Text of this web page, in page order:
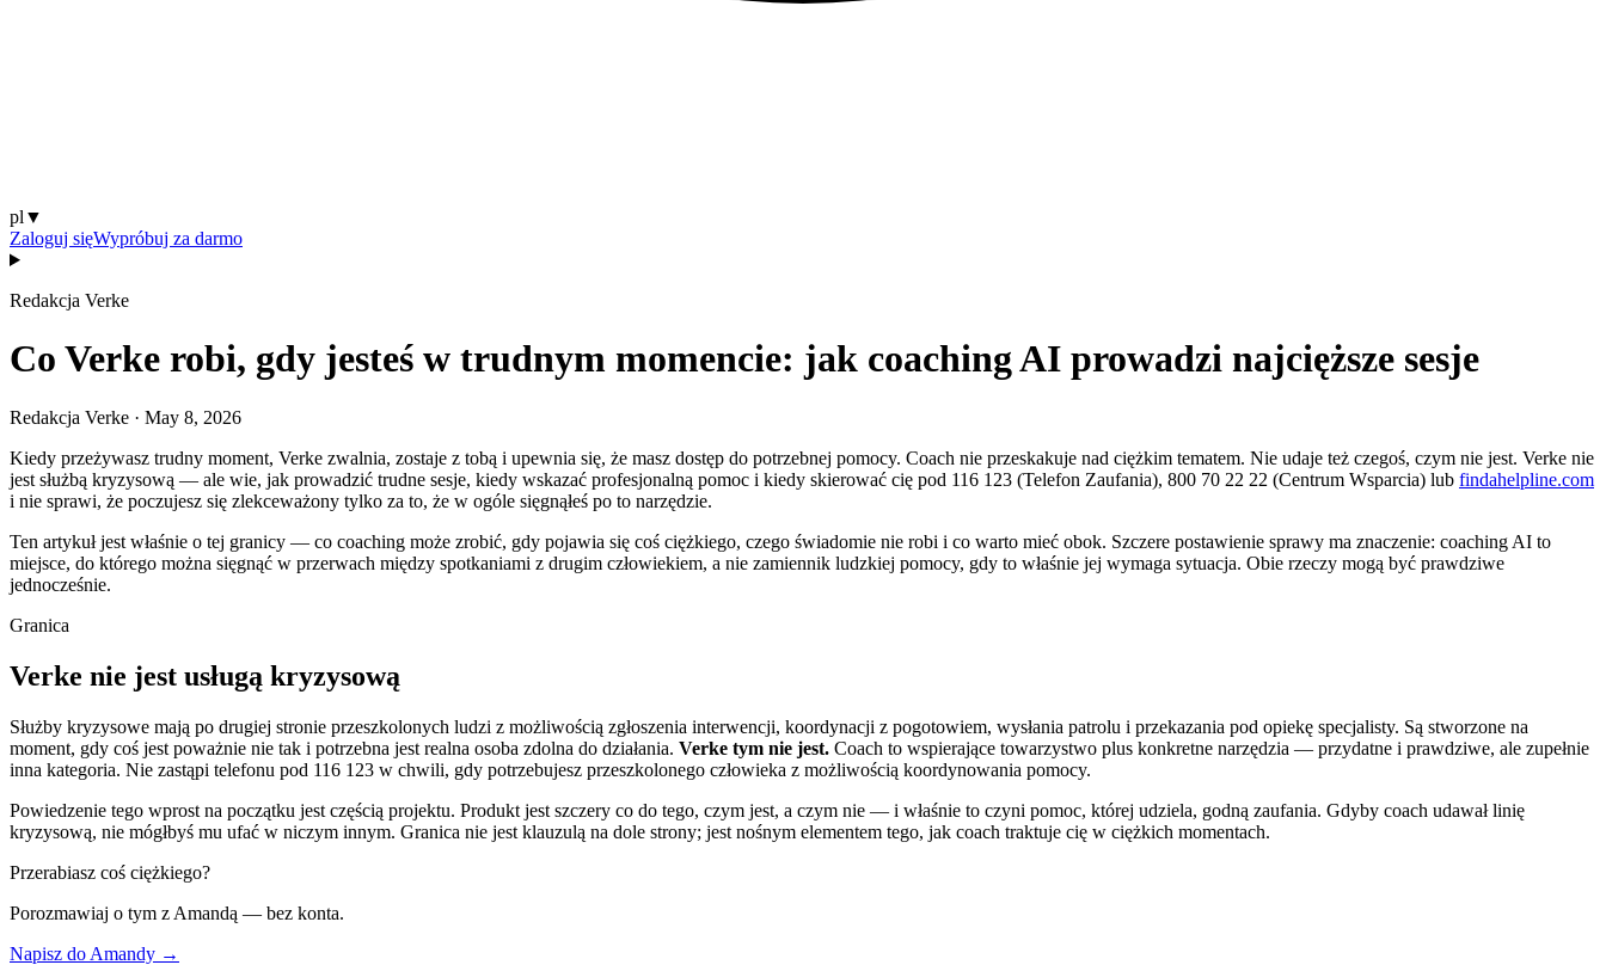
pl ▼
Zaloguj sięWypróbuj za darmo
Redakcja Verke
Co Verke robi, gdy jesteś w trudnym momencie: jak coaching AI prowadzi najcięższe sesje
Redakcja Verke · May 8, 2026
Kiedy przeżywasz trudny moment, Verke zwalnia, zostaje z tobą i upewnia się, że masz dostęp do potrzebnej pomocy. Coach nie przeskakuje nad ciężkim tematem. Nie udaje też czegoś, czym nie jest. Verke nie
jest służbą kryzysową — ale wie, jak prowadzić trudne sesje, kiedy wskazać profesjonalną pomoc i kiedy skierować cię pod 116 123 (Telefon Zaufania), 800 70 22 22 (Centrum Wsparcia) lub findahelpline.com
i nie sprawi, że poczujesz się zlekceważony tylko za to, że w ogóle sięgnąłeś po to narzędzie.
Ten artykuł jest właśnie o tej granicy — co coaching może zrobić, gdy pojawia się coś ciężkiego, czego świadomie nie robi i co warto mieć obok. Szczere postawienie sprawy ma znaczenie: coaching AI to
miejsce, do którego można sięgnąć w przerwach między spotkaniami z drugim człowiekiem, a nie zamiennik ludzkiej pomocy, gdy to właśnie jej wymaga sytuacja. Obie rzeczy mogą być prawdziwe
jednocześnie.
Granica
Verke nie jest usługą kryzysową
Służby kryzysowe mają po drugiej stronie przeszkolonych ludzi z możliwością zgłoszenia interwencji, koordynacji z pogotowiem, wysłania patrolu i przekazania pod opiekę specjalisty. Są stworzone na
moment, gdy coś jest poważnie nie tak i potrzebna jest realna osoba zdolna do działania. Verke tym nie jest. Coach to wspierające towarzystwo plus konkretne narzędzia — przydatne i prawdziwe, ale zupełnie
inna kategoria. Nie zastąpi telefonu pod 116 123 w chwili, gdy potrzebujesz przeszkolonego człowieka z możliwością koordynowania pomocy.
Powiedzenie tego wprost na początku jest częścią projektu. Produkt jest szczery co do tego, czym jest, a czym nie — i właśnie to czyni pomoc, której udziela, godną zaufania. Gdyby coach udawał linię
kryzysową, nie mógłbyś mu ufać w niczym innym. Granica nie jest klauzulą na dole strony; jest nośnym elementem tego, jak coach traktuje cię w ciężkich momentach.
Przerabiasz coś ciężkiego?
Porozmawiaj o tym z Amandą — bez konta.
Napisz do Amandy →